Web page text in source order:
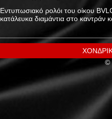
Εντυπωσιακό ρολόι του οίκου
κατάλευκα διαμάντια στο καντράν
©